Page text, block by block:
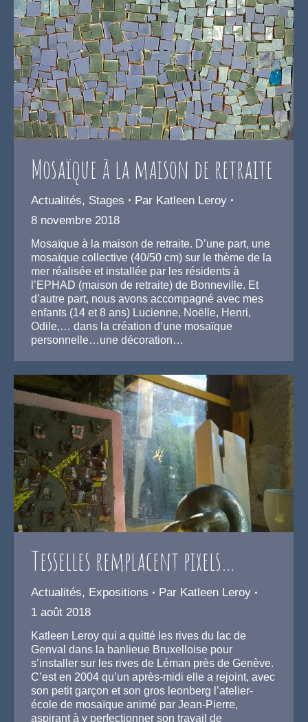
Mosaïque à la maison de retraite
Actualités, Stages Par Katleen Leroy
8 novembre 2018
Mosaïque à la maison de retraite. D’une part, une
mosaïque collective (40/50 cm) sur le thème de la
mer réalisée et installée par les résidents à
l’EPHAD (maison de retraite) de Bonneville. Et
d’autre part, nous avons accompagné avec mes
enfants (14 et 8 ans) Lucienne, Noëlle, Henri,
Odile,… dans la création d’une mosaïque
personnelle…une décoration…
Tesselles remplacent pixels…
Actualités, Expositions Par Katleen Leroy
1 août 2018
Katleen Leroy qui a quitté les rives du lac de
Genval dans la banlieue Bruxelloise pour
s’installer sur les rives de Léman près de Genève.
C’est en 2004 qu’un après-midi elle a rejoint, avec
son petit garçon et son gros leonberg l’atelier-
école de mosaïque animé par Jean-Pierre,
aspirant à y perfectionner son travail de